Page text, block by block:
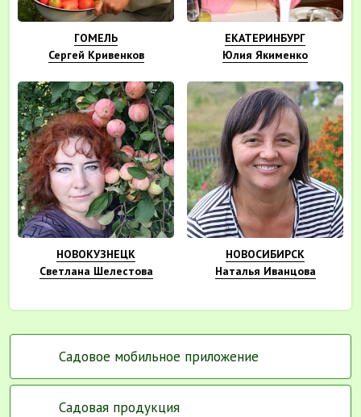
ГОМЕЛЬ
Сергей Кривенков
ЕКАТЕРИНБУРГ
Юлия Якименко
НОВОКУЗНЕЦК
Светлана Шелестова
НОВОСИБИРСК
Наталья Иванцова
Садовое мобильное приложение
Садовая продукция